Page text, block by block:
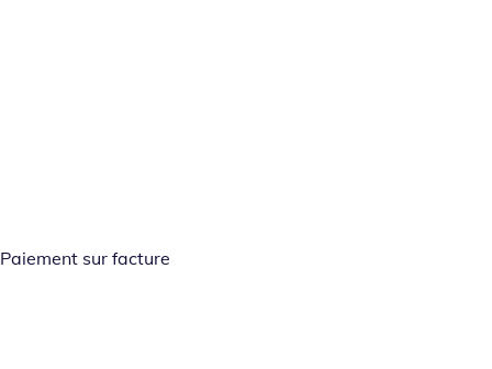
Paiement sur facture